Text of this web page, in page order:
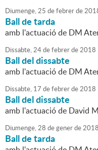
Diumenge,25 defebrerde
Ball de tarda
amb l'actuació de DM
Dissabte,24defebrerde2018
Ball del dissabte
amb l'actuació de DM
Dissabte, 17 defebrerde2018
Ball del dissabte
amb l'actuació de David
Diumenge,28 degenerde2018
Ball de tarda